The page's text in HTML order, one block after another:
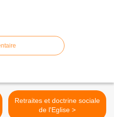
Retraites et doctrine sociale
de l'Eglise >